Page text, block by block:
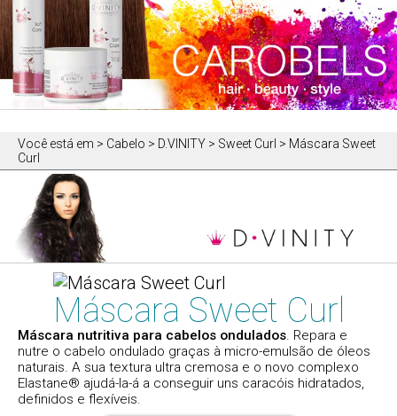
Você está em > Cabelo > D.VINITY > Sweet Curl > Máscara Sweet
Curl
Máscara Sweet Curl
Máscara nutritiva para cabelos ondulados. Repara e
nutre o cabelo ondulado graças à micro-emulsão de óleos
naturais. A sua textura ultra cremosa e o novo complexo
Elastane® ajudá-la-á a conseguir uns caracóis hidratados,
definidos e flexíveis.